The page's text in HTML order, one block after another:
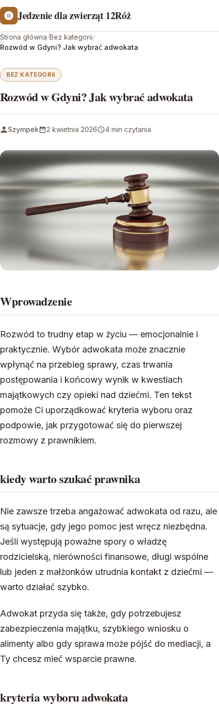
Jedzenie dla zwierząt 12Róż
Strona główna/Bez kategorii/
Rozwód w Gdyni? Jak wybrać adwokata
BEZ KATEGORII
Rozwód w Gdyni? Jak wybrać adwokata
Szympek 2 kwietnia 2026 4 min czytania
Wprowadzenie
Rozwód to trudny etap w życiu — emocjonalnie i
praktycznie. Wybór adwokata może znacznie
wpłynąć na przebieg sprawy, czas trwania
postępowania i końcowy wynik w kwestiach
majątkowych czy opieki nad dziećmi. Ten tekst
pomoże Ci uporządkować kryteria wyboru oraz
podpowie, jak przygotować się do pierwszej
rozmowy z prawnikiem.
kiedy warto szukać prawnika
Nie zawsze trzeba angażować adwokata od razu, ale
są sytuacje, gdy jego pomoc jest wręcz niezbędna.
Jeśli występują poważne spory o władzę
rodzicielską, nierówności finansowe, długi wspólne
lub jeden z małżonków utrudnia kontakt z dziećmi —
warto działać szybko.
Adwokat przyda się także, gdy potrzebujesz
zabezpieczenia majątku, szybkiego wniosku o
alimenty albo gdy sprawa może pójść do mediacji, a
Ty chcesz mieć wsparcie prawne.
kryteria wyboru adwokata